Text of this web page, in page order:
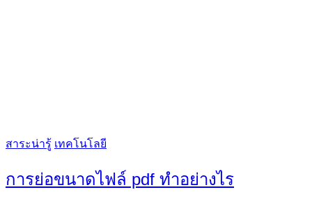
Categories
สาระน่ารู้ เทคโนโลยี
การย่อขนาดไฟล์ pdf ทำอย่างไร